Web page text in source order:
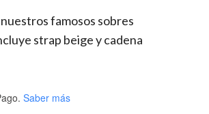
famosos sobres
strap beige y cadena
Saber más